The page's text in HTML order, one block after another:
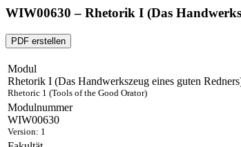
WIW00630 – Rhetorik I (Das
PDF erstellen
Modul
Rhetorik I (Das Handwerkszeug eines guten
Rhetoric 1 (Tools of the Good Orator)
Modulnummer
WIW00630
Version: 1